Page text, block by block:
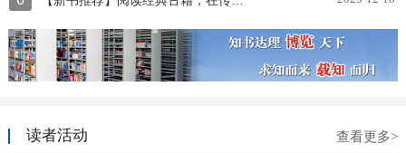
读者活动 查看更多>